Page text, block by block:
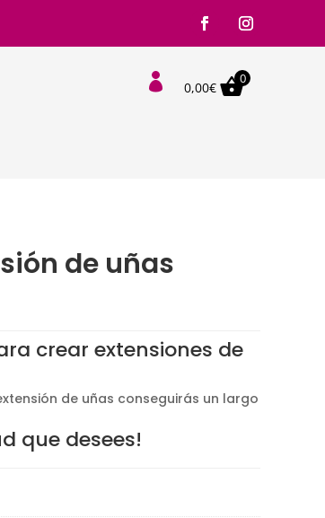
 0,00€
0
de uñas
crear extensiones de
de uñas conseguirás un largo
que desees!